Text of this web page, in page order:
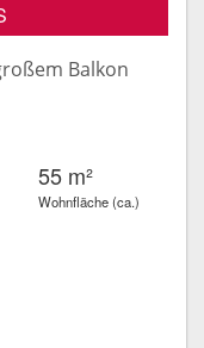
Balkon
55 m²
Wohnfläche (ca.)